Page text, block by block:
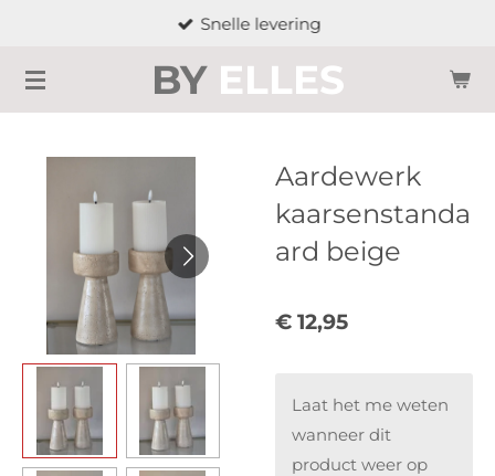
naar
de
BY ELLES
Snelle levering
Aardewerk
kaarsenstanda
ard beige
€ 12,95
Laat het me weten
wanneer dit
product weer op